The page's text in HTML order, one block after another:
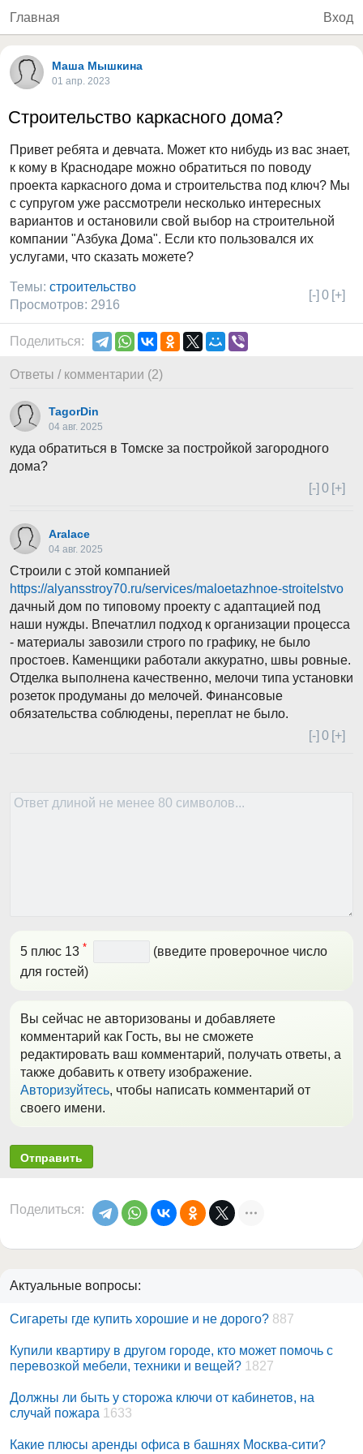
Главная Вход
Маша Мышкина
01 апр. 2023
Строительство каркасного дома?
Привет ребята и девчата. Может кто нибудь из вас знает,
к кому в Краснодаре можно обратиться по поводу
проекта каркасного дома и строительства под ключ? Мы
с супругом уже рассмотрели несколько интересных
вариантов и остановили свой выбор на строительной
компании "Азбука Дома". Если кто пользовался их
услугами, что сказать можете?
[-] 0 [+]
Темы: строительство
Просмотров: 2916
Поделиться:
Ответы / комментарии (2)
TagorDin
04 авг. 2025
куда обратиться в Томске за постройкой загородного
дома?
[-] 0 [+]
Aralace
04 авг. 2025
Строили с этой компанией
https://alyansstroy70.ru/services/maloetazhnoe-stroitelstvo
дачный дом по типовому проекту с адаптацией под
наши нужды. Впечатлил подход к организации процесса
- материалы завозили строго по графику, не было
простоев. Каменщики работали аккуратно, швы ровные.
Отделка выполнена качественно, мелочи типа установки
розеток продуманы до мелочей. Финансовые
обязательства соблюдены, переплат не было.
[-] 0 [+]
5 плюс 13 *
(введите проверочное число
для гостей)
Вы сейчас не авторизованы и добавляете
комментарий как Гость, вы не сможете
редактировать ваш комментарий, получать ответы, а
также добавить к ответу изображение.
Авторизуйтесь, чтобы написать комментарий от
своего имени.
Отправить
Поделиться:
Актуальные вопросы:
Сигареты где купить хорошие и не дорого? 887
Купили квартиру в другом городе, кто может помочь с
перевозкой мебели, техники и вещей? 1827
Должны ли быть у сторожа ключи от кабинетов, на
случай пожара 1633
Какие плюсы аренды офиса в башнях Москва-сити?